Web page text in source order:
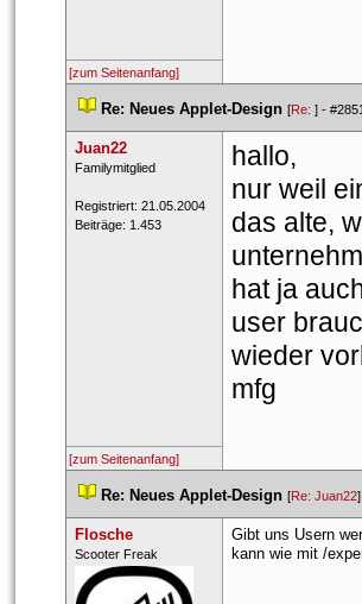
[zum Seitenanfang]
Re: Neues Applet-Design [Re: ] -
Juan22
​Familymitglied
Registriert: 21.05.2004
Beiträge: 1.453
hallo,
nur weil
das alte,
hat ja
user
wieder
mfg
[zum Seitenanfang]
Re: Neues Applet-Design [Re: Juan22
Flosche
​Scooter Freak
Gibt uns Usern
kann wie mit /